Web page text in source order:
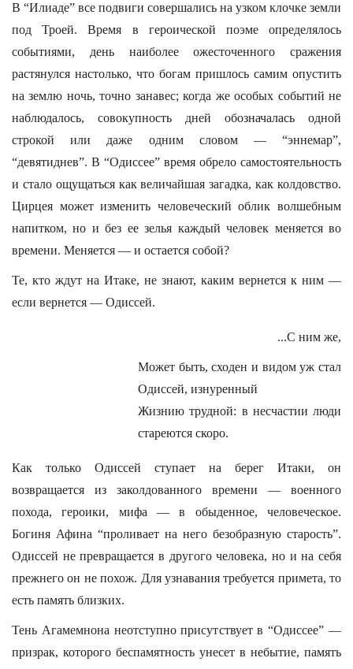
В “Илиаде” все подвиги совершались на узком клочке земли
под Троей. Время в героической поэме определялось
событиями, день наиболее ожесточенного сражения
растянулся настолько, что богам пришлось самим опустить
на землю ночь, точно занавес; когда же особых событий не
наблюдалось, совокупность дней обозначалась одной
строкой или даже одним словом — “эннемар”,
“девятиднев”. В “Одиссее” время обрело самостоятельность
и стало ощущаться как величайшая загадка, как колдовство.
Цирцея может изменить человеческий облик волшебным
напитком, но и без ее зелья каждый человек меняется во
времени. Меняется — и остается собой?
Те, кто ждут на Итаке, не знают, каким вернется к ним —
если вернется — Одиссей.
...С ним же,
Может быть, сходен и видом уж стал
Одиссей, изнуренный
Жизнию трудной: в несчастии люди
стареются скоро.
Как только Одиссей ступает на берег Итаки, он
возвращается из заколдованного времени — военного
похода, героики, мифа — в обыденное, человеческое.
Богиня Афина “проливает на него безобразную старость”.
Одиссей не превращается в другого человека, но и на себя
прежнего он не похож. Для узнавания требуется примета, то
есть память близких.
Тень Агамемнона неотступно присутствует в “Одиссее” —
призрак, которого беспамятность унесет в небытие, память